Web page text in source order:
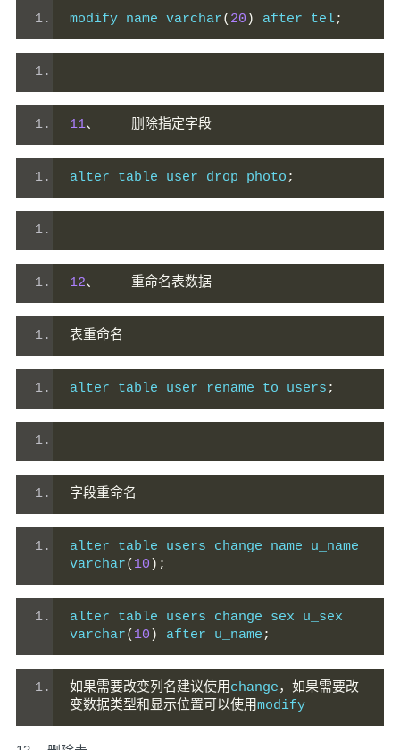
modify name varchar( 20 ) after tel;
11、 删除指定字段
alter table user drop photo ;
12、 重命名表数据
表重命名
alter table user rename to users ;
字段重命名
alter table users change name u_name
varchar( 10 );
alter table users change sex u_sex
varchar( 10 ) after u_name ;
如果需要改变列名建议使用change，如果需要改
变数据类型和显示位置可以使用modify